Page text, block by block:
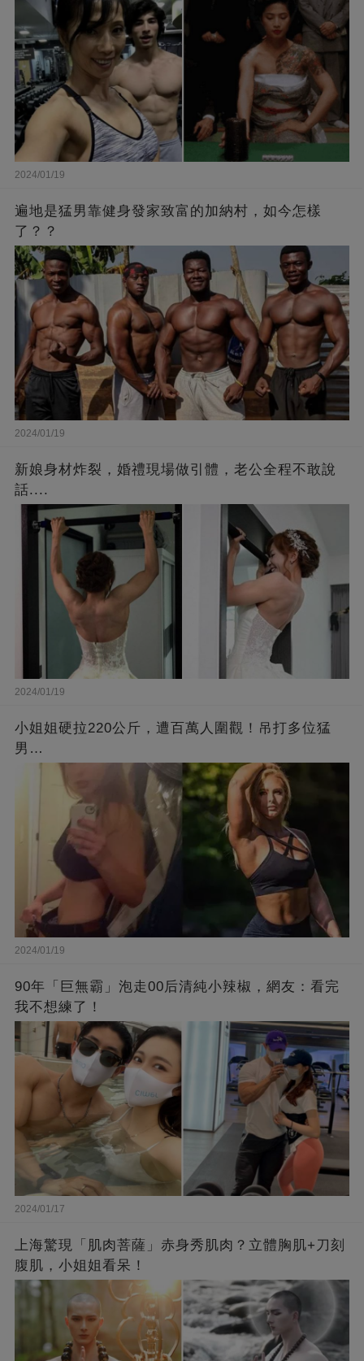
2024/01/19
遍地是猛男靠健身發家致富的加納村，如今怎樣
了？？
2024/01/19
新娘身材炸裂，婚禮現場做引體，老公全程不敢說
話....
2024/01/19
小姐姐硬拉220公斤，遭百萬人圍觀！吊打多位猛
男…
2024/01/19
90年「巨無霸」泡走00后清純小辣椒，網友：看完
我不想練了！
2024/01/17
上海驚現「肌肉菩薩」赤身秀肌肉？立體胸肌+刀刻
腹肌，小姐姐看呆！